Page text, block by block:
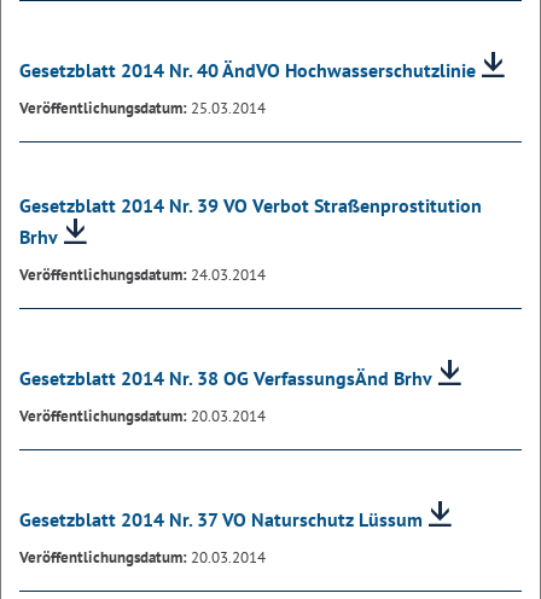
Gesetzblatt 2014 Nr. 40 ÄndVO Hochwasserschutzlinie
Veröffentlichungsdatum: 25.03.2014
Gesetzblatt 2014 Nr. 39 VO Verbot Straßenprostitution
Brhv
Veröffentlichungsdatum: 24.03.2014
Gesetzblatt 2014 Nr. 38 OG VerfassungsÄnd Brhv
Veröffentlichungsdatum: 20.03.2014
Gesetzblatt 2014 Nr. 37 VO Naturschutz Lüssum
Veröffentlichungsdatum: 20.03.2014